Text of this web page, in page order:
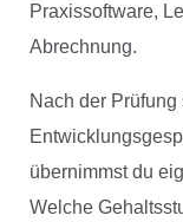
Praxissoftware,
Abrechnung.
Nach der
übernimmst du
Welche